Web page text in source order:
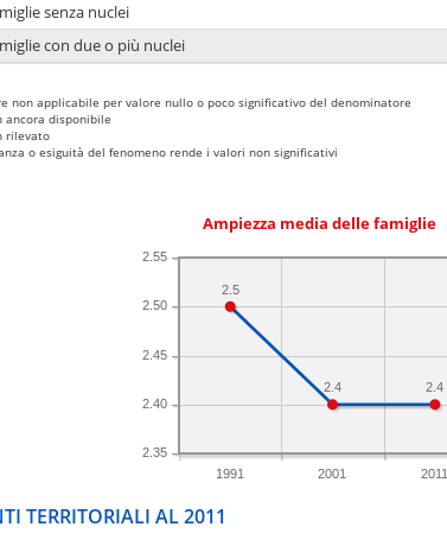
senza nuclei
con due o più nuclei
non applicabile per valore nullo o poco significativo del denominatore
ancora disponibile
rilevato
o esiguità del fenomeno rende i valori non significativi
Ampiezza media delle famiglie
1991 2001 2011
2.35
2.40
2.45
2.50
2.55
2.4
2.4
2.5
TERRITORIALI AL 2011